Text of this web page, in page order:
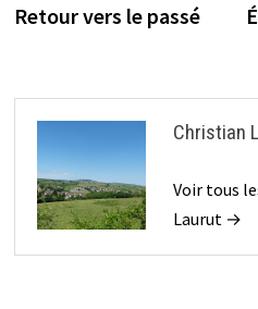
de
Retour vers le passé
Christian
Voir tous
Laurut →